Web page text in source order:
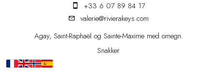
+33 6 07 89 84 17
valerie@rivierakeys.com
Agay, Saint-Raphaël og Sainte-Maxime med omegn.
Snakker